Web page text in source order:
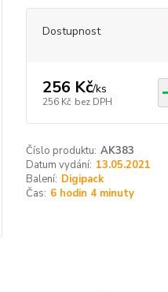
Dostupnost
256 Kč/ks
256 Kč bez DPH
Číslo produktu: AK383
Datum vydání: 13.05.2021
Balení: Digipack
Čas: 6 hodin 4 minuty